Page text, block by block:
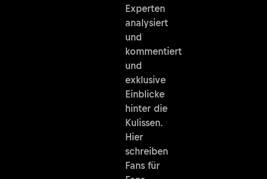
Experten
analysiert
und
kommentiert
und
exklusive
Einblicke
hinter die
Kulissen.
Hier
schreiben
Fans für